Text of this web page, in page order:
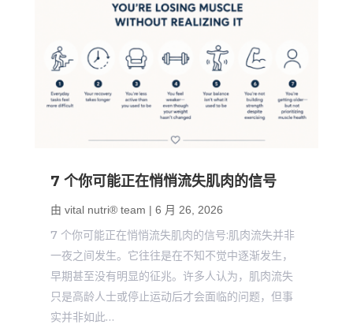
7 个你可能正在悄悄流失肌肉的信号
由 vital nutri® team | 6 月 26, 2026
7 个你可能正在悄悄流失肌肉的信号:肌肉流失并非
一夜之间发生。它往往是在不知不觉中逐渐发生，
早期甚至没有明显的征兆。许多人认为，肌肉流失
只是高龄人士或停止运动后才会面临的问题，但事
实并非如此…